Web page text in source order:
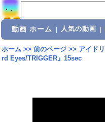
動画 ホーム 人気の動画
ホーム>> 前のページ>> アイド
rd Eyes/TRIGGER』15sec